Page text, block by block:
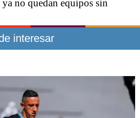
no quedan equipos sin
interesar